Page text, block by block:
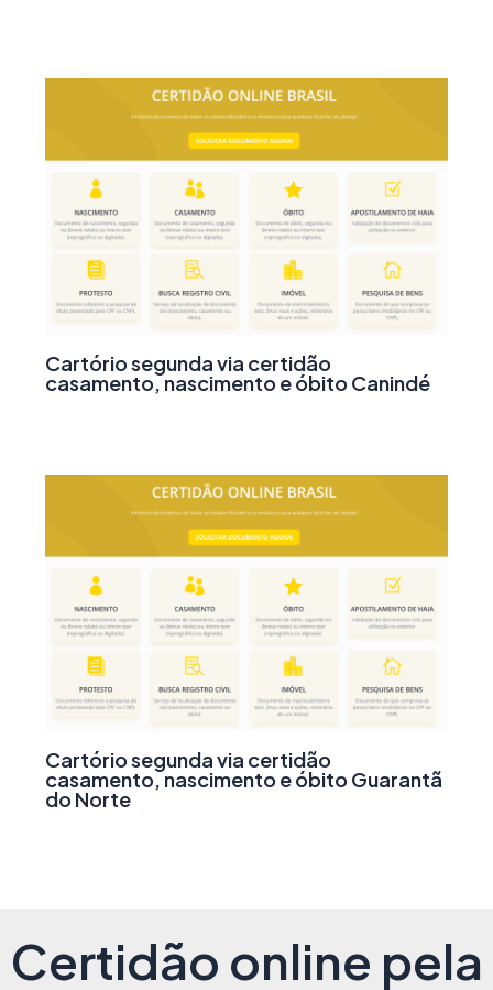
Cartório segunda via certidão
casamento, nascimento e óbito Canindé
Cartório segunda via certidão
casamento, nascimento e óbito Guarantã
do Norte
Certidão online pela